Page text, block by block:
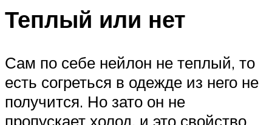
Теплый или нет
Сам по себе нейлон не теплый, то
есть согреться в одежде из него не
получится. Но зато он не
пропускает холод, и это свойство